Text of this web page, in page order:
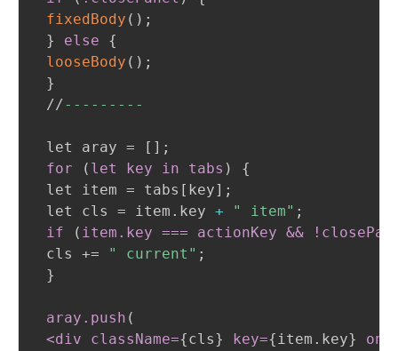
fixedBody ( ) ;
}
else
{
looseBody ( ) ;
}
//---------
let aray = [] ;
for
( let key in tabs )
{
let item = tabs[key] ;
let cls = item.key + " item" ;
if
( item .key === actionKey &&
cls +=
" current" ;
}
aray .push (
<div className={cls} key={item.key}